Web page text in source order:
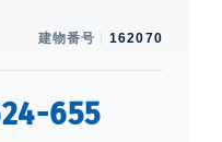
建物番号 162070
655